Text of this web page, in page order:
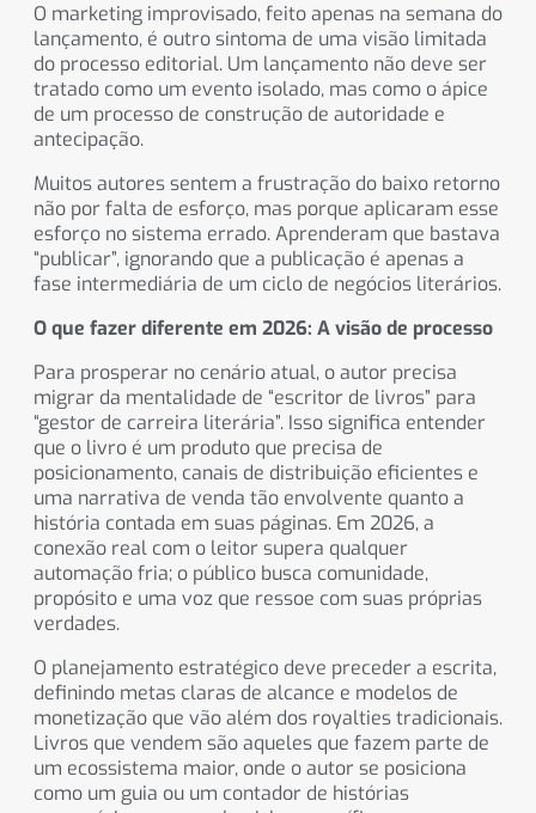
O marketing improvisado, feito apenas na semana do
lançamento, é outro sintoma de uma visão limitada
do processo editorial. Um lançamento não deve ser
tratado como um evento isolado, mas como o ápice
de um processo de construção de autoridade e
antecipação.
Muitos autores sentem a frustração do baixo retorno
não por falta de esforço, mas porque aplicaram esse
esforço no sistema errado. Aprenderam que bastava
“publicar”, ignorando que a publicação é apenas a
fase intermediária de um ciclo de negócios literários.
O que fazer diferente em 2026: A visão de processo
Para prosperar no cenário atual, o autor precisa
migrar da mentalidade de “escritor de livros” para
“gestor de carreira literária”. Isso significa entender
que o livro é um produto que precisa de
posicionamento, canais de distribuição eficientes e
uma narrativa de venda tão envolvente quanto a
história contada em suas páginas. Em 2026, a
conexão real com o leitor supera qualquer
automação fria; o público busca comunidade,
propósito e uma voz que ressoe com suas próprias
verdades.
O planejamento estratégico deve preceder a escrita,
definindo metas claras de alcance e modelos de
monetização que vão além dos royalties tradicionais.
Livros que vendem são aqueles que fazem parte de
um ecossistema maior, onde o autor se posiciona
como um guia ou um contador de histórias